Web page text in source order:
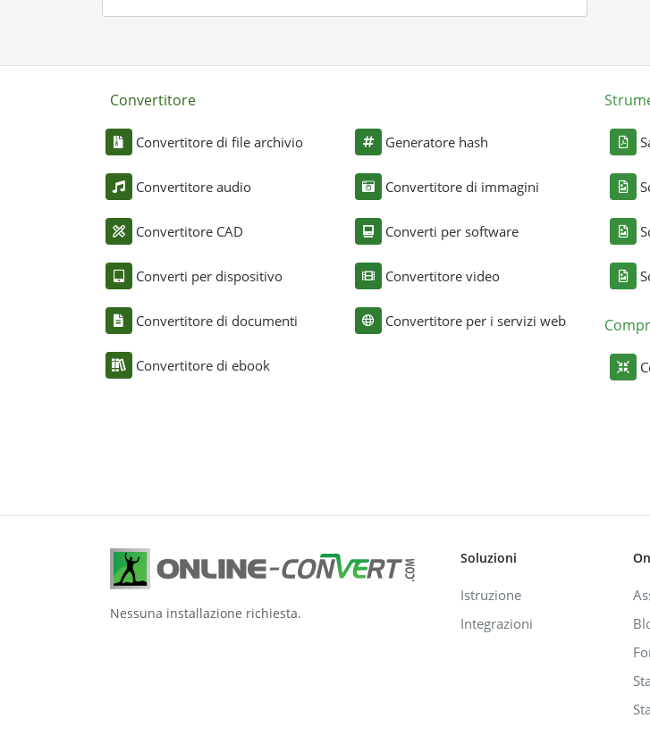
Convertitore
Convertitore di file archivio
Convertitore audio
Convertitore CAD
Converti per dispositivo
Convertitore di documenti
Convertitore di ebook
Generatore hash
Convertitore di immagini
Converti per software
Convertitore video
Convertitore per i servizi web
Nessuna installazione richiesta.
Soluzioni
Istruzione
Integrazioni